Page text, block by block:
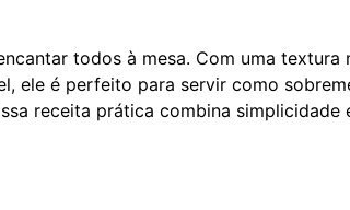
todos à mesa. Com uma textura
ele é perfeito para servir como
receita prática combina simplicidade